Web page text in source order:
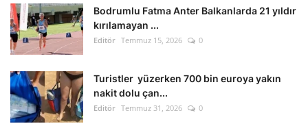
Bodrumlu Fatma Anter Balkanlarda 21 yıldır
kırılamayan ...
Editör Temmuz 15, 2026 0
Turistler yüzerken 700 bin euroya yakın
nakit dolu çan...
Editör Temmuz 31, 2026 0